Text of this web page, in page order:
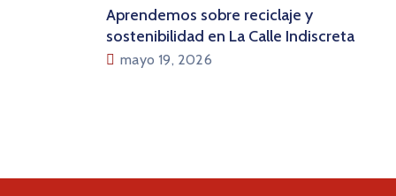
Aprendemos sobre reciclaje y
sostenibilidad en La Calle Indiscreta
mayo 19, 2026